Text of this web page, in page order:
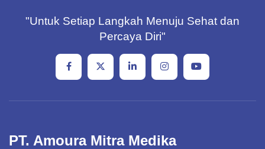
"Untuk Setiap Langkah Menuju Sehat dan
Percaya Diri"
PT. Amoura Mitra Medika